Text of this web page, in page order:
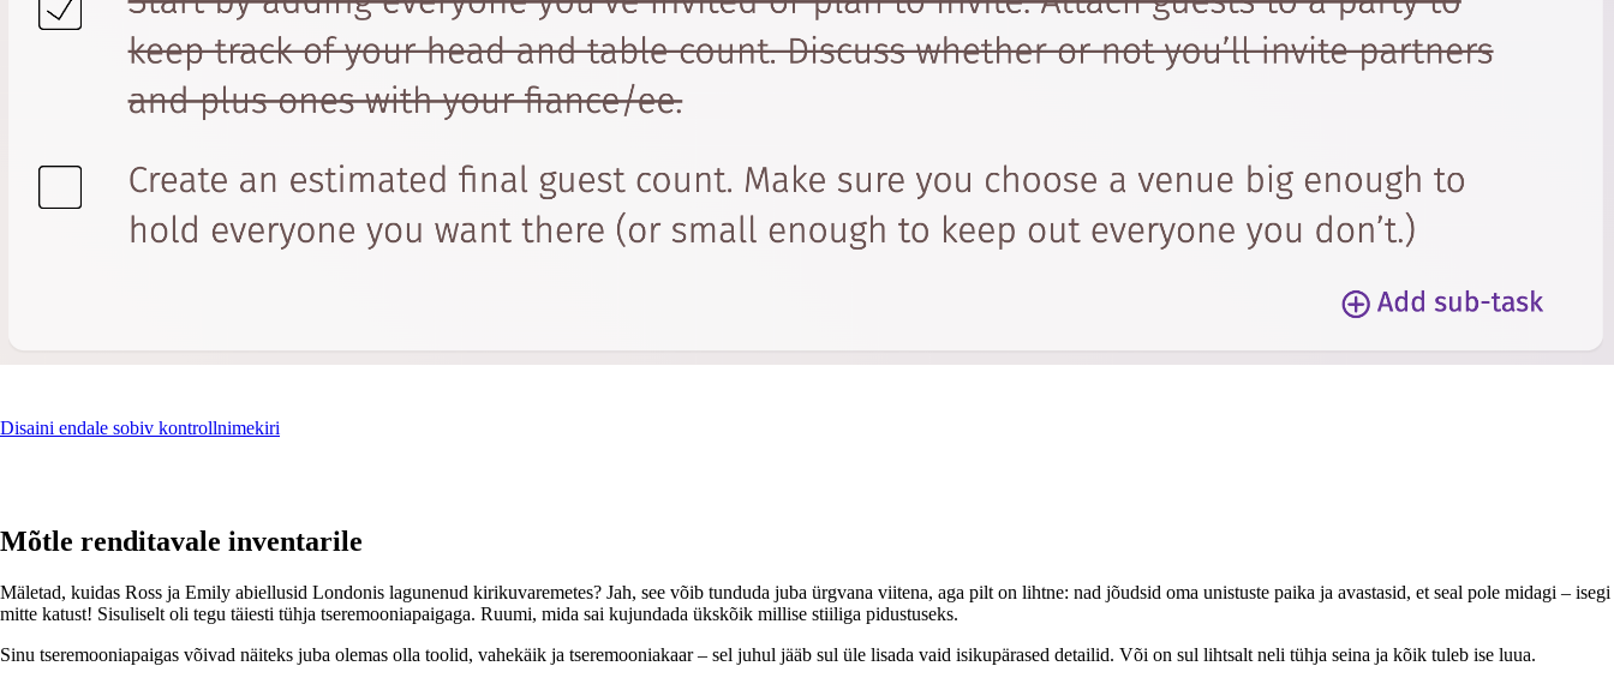
Disaini endale sobiv kontrollnimekiri
Mõtle renditavale inventarile
Mäletad, kuidas Ross ja Emily abiellusid Londonis lagunenud kirikuvaremetes? Jah, see võib tunduda juba ürgvana viitena, aga pilt on lihtne: nad jõudsid oma unistuste paika ja avastasid, et seal pole midagi – isegi
mitte katust! Sisuliselt oli tegu täiesti tühja tseremooniapaigaga. Ruumi, mida sai kujundada ükskõik millise stiiliga pidustuseks.
Sinu tseremooniapaigas võivad näiteks juba olemas olla toolid, vahekäik ja tseremooniakaar – sel juhul jääb sul üle lisada vaid isikupärased detailid. Või on sul lihtsalt neli tühja seina ja kõik tuleb ise luua.